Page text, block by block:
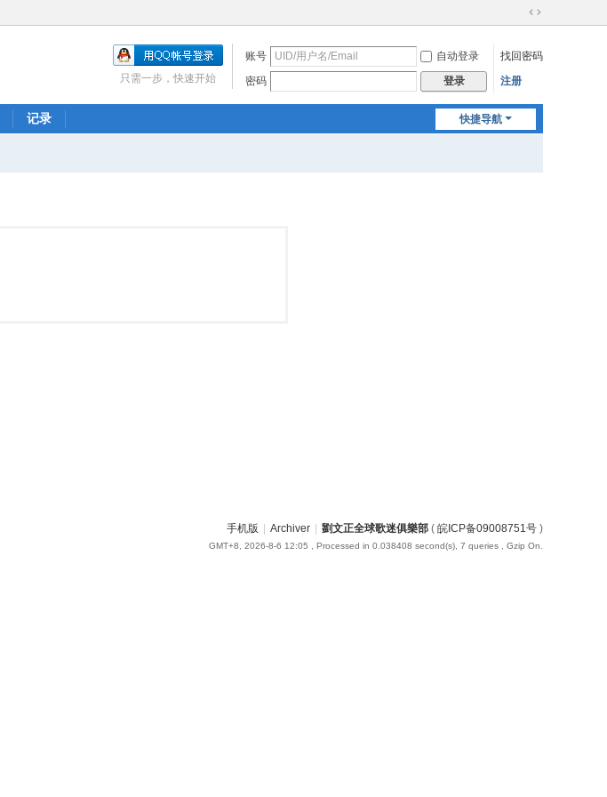
切
到
账号 自动登录
找回密码
密码
登录 注册
只需一步，快速开始
快捷导航
记录
手机版 Archiver 劉文正全球歌迷俱樂部 ( 皖ICP备09008751号 )
GMT+8, 2026-8-6 12:05 , Processed in 0.038408 second(s), 7 queries , Gzip On.